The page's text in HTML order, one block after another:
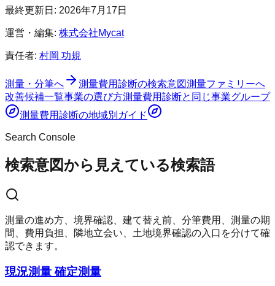
最終更新日: 2026年7月17日
運営・編集: 株式会社Mycat
責任者: 村岡 功規
測量・分筆へ 測量費用診断の検索意図測量ファミリーへ
改善候補一覧事業の選び方測量費用診断と同じ事業グループ
測量費用診断の地域別ガイド
Search Console
検索意図から見えている検索語
測量の進め方、境界確認、建て替え前、分筆費用、測量の期
間、費用負担、隣地立会い、土地境界確認の入口を分けて確
認できます。
現況測量 確定測量